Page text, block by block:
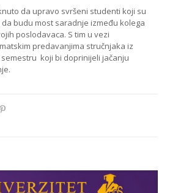
da upravo svršeni studenti koji su
budu most saradnje između kolega
poslodavaca. S tim u vezi
predavanjima stručnjaka iz
koji bi doprinijeli jačanju